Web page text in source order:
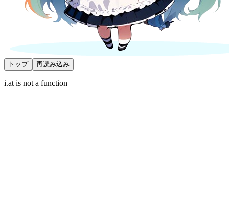
トップ 再読み込み
i.at is not a function